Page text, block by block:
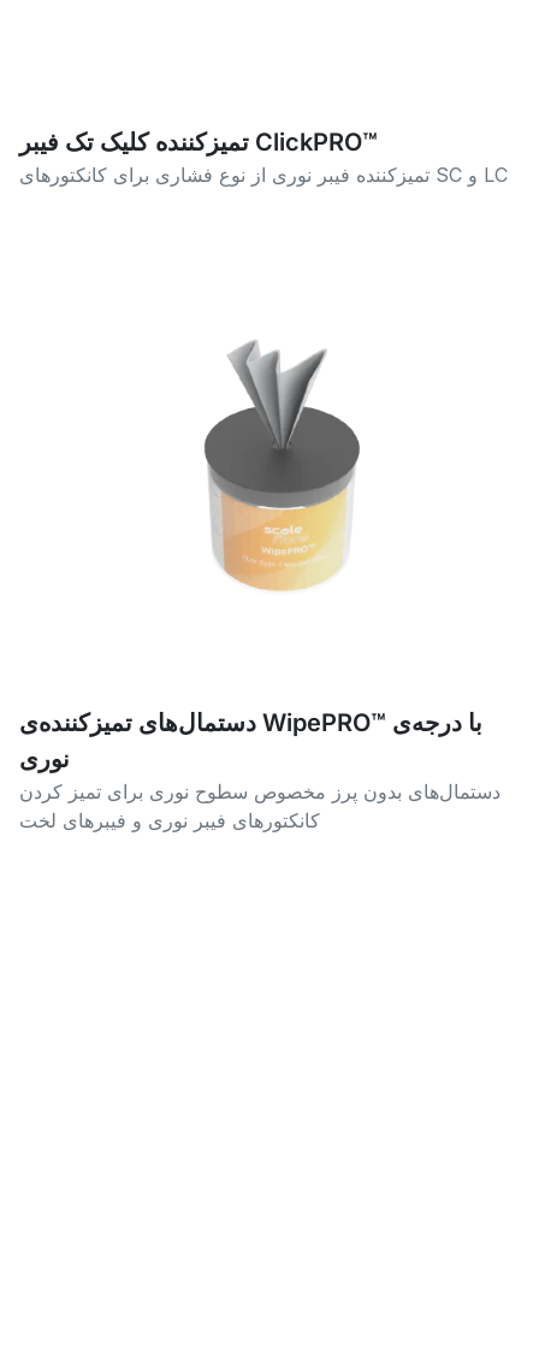
تمیزکننده کلیک تک فیبر ClickPRO™
تمیزکننده فیبر نوری از نوع فشاری برای کانکتورهای SC و LC
دستمال‌های تمیزکننده‌ی WipePRO™ با درجه‌ی
نوری
دستمال‌های بدون پرز مخصوص سطوح نوری برای تمیز کردن
کانکتورهای فیبر نوری و فیبرهای لخت